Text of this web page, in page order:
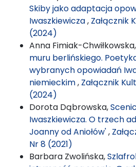
Skiby jako adaptacja
Iwaszkiewicza, Załącznik
(2024)
Anna Fimiak-Chwiłkowska,
muru berlińskiego.
wybranych opowiadań
niemieckim, Załącznik
(2024)
Dorota Dąbrowska,
Iwaszkiewicza. O trzech
Joanny od Aniołów',
Nr 8 (2021)
Barbara Zwolińska,